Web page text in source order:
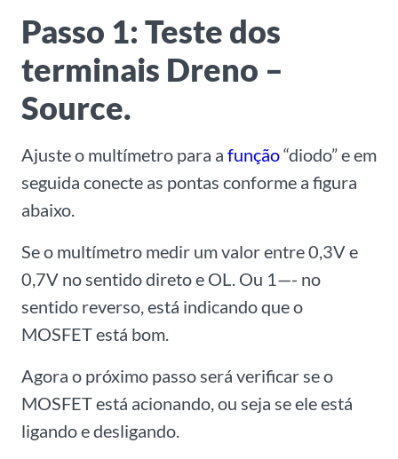
Passo 1: Teste dos
terminais Dreno –
Source.
Ajuste o multímetro para a função“diodo” e em
seguida conecte as pontas conforme a figura
abaixo.
Se o multímetro medir um valor entre 0,3V e
0,7V no sentido direto e OL. Ou 1—- no
sentido reverso, está indicando que o
MOSFET está bom.
Agora o próximo passo será verificar se o
MOSFET está acionando, ou seja se ele está
ligando e desligando.